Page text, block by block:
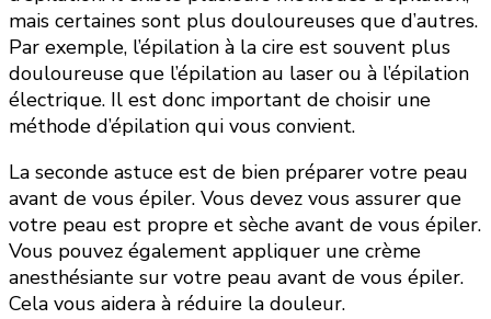
mais certaines sont plus douloureuses que d’autres.
Par exemple, l’épilation à la cire est souvent plus
douloureuse que l’épilation au laser ou à l’épilation
électrique. Il est donc important de choisir une
méthode d’épilation qui vous convient.
La seconde astuce est de bien préparer votre peau
avant de vous épiler. Vous devez vous assurer que
votre peau est propre et sèche avant de vous épiler.
Vous pouvez également appliquer une crème
anesthésiante sur votre peau avant de vous épiler.
Cela vous aidera à réduire la douleur.